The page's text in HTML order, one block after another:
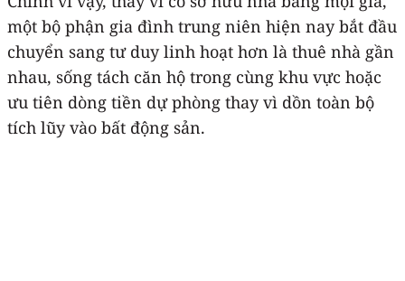
một bộ phận gia đình trung niên hiện nay bắt đầu
chuyển sang tư duy linh hoạt hơn là thuê nhà gần
nhau, sống tách căn hộ trong cùng khu vực hoặc
ưu tiên dòng tiền dự phòng thay vì dồn toàn bộ
tích lũy vào bất động sản.